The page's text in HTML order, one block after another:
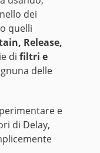
dei
quelli
Release,
di filtri e
delle
e
di Delay,